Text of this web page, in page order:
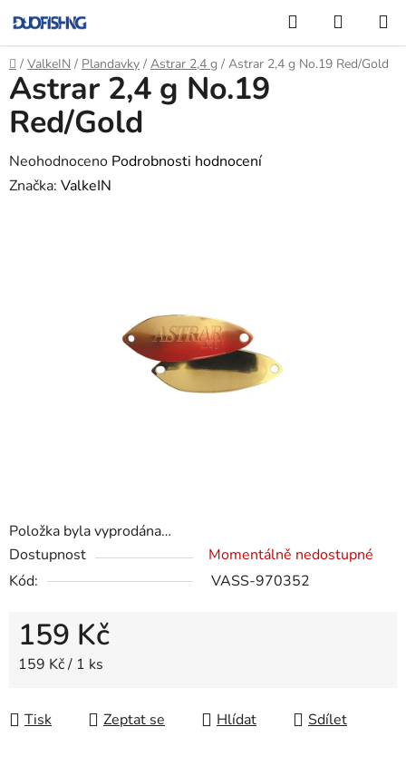
na
obsah
Hledat
KOŠÍK
Domů
/ ValkeIN / Plandavky / Astrar 2,4 g / Astrar 2,4 g No.19 Red/Gold
Položka byla vyprodána…
Dostupnost
Momentálně nedostupné
Kód:
VASS-970352
159 Kč
Měrná cena:
159 Kč / 1 ks
Tisk Zeptat se Hlídat Sdílet
Astrar 2,4 g No.19
Red/Gold
Průměrné
hodnocení
Neohodnoceno Podrobnosti hodnocení
Značka: ValkeIN